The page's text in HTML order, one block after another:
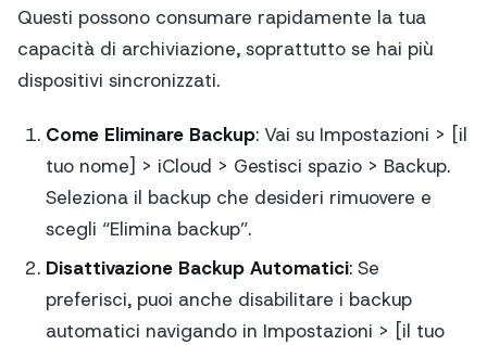
Questi possono consumare rapidamente la tua
capacità di archiviazione, soprattutto se hai più
dispositivi sincronizzati.
Come Eliminare Backup: Vai su Impostazioni > [il
tuo nome] > iCloud > Gestisci spazio > Backup.
Seleziona il backup che desideri rimuovere e
scegli “Elimina backup”.
Disattivazione Backup Automatici: Se
preferisci, puoi anche disabilitare i backup
automatici navigando in Impostazioni > [il tuo